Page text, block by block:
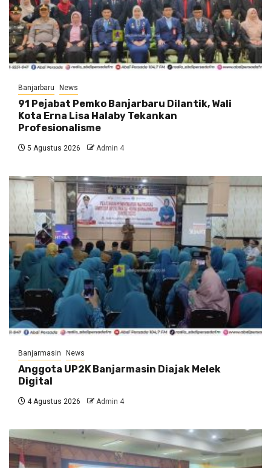
Banjarbaru News
91 Pejabat Pemko Banjarbaru Dilantik, Wali
Kota Erna Lisa Halaby Tekankan
Profesionalisme
5 Agustus 2026 Admin 4
Banjarmasin News
Anggota UP2K Banjarmasin Diajak Melek
Digital
4 Agustus 2026 Admin 4